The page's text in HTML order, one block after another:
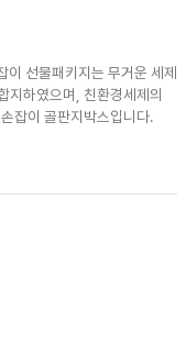
이 선물패키지는 무거운 세제
지하였으며, 친환경세제의
잡이 골판지박스입니다.